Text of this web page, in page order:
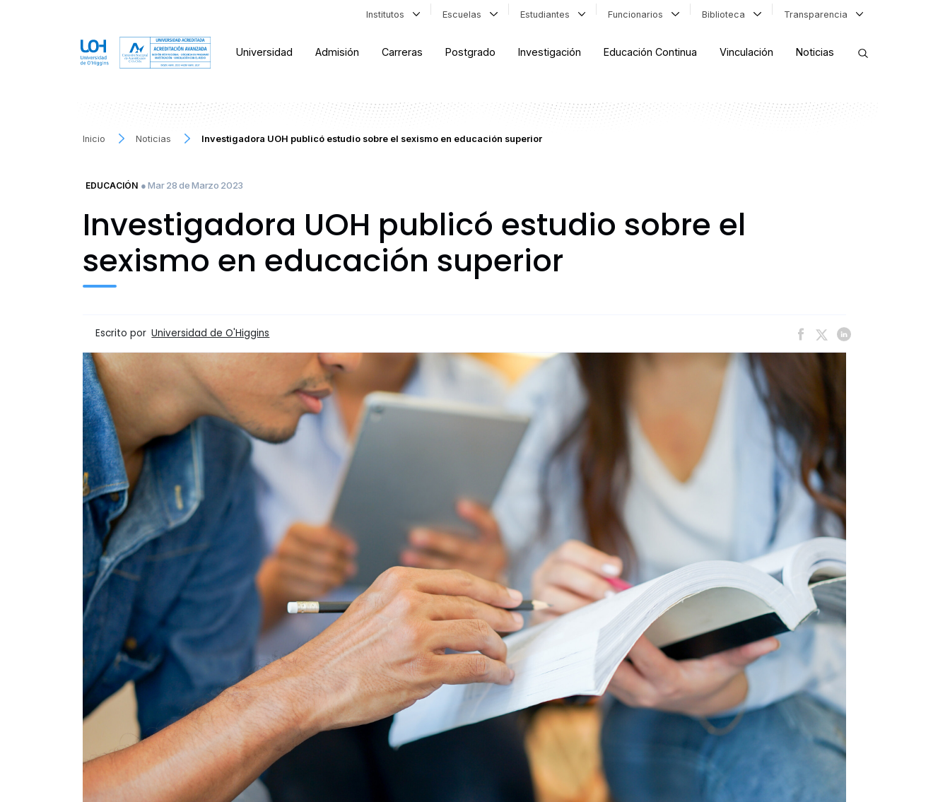
Institutos Escuelas Estudiantes Funcionarios Biblioteca Transparencia
Universidad Admisión Carreras Postgrado Investigación Educación Continua Vinculación Noticias
Inicio Noticias Investigadora UOH publicó estudio sobre el sexismo en educación superior
EDUCACIÓN ● Mar 28 de Marzo 2023
Investigadora UOH publicó estudio sobre el
sexismo en educación superior
Escrito por Universidad de O'Higgins